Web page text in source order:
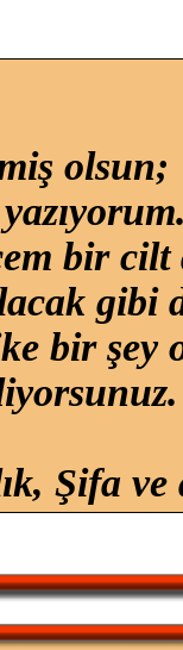
olsun;
bir
gibi
bir şey
Şifa